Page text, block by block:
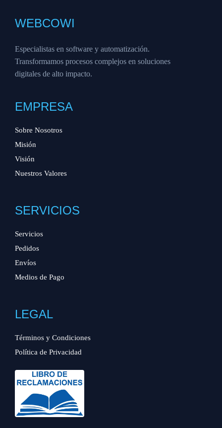
WEBCOWI
Especialistas en software y automatización.
Transformamos procesos complejos en soluciones
digitales de alto impacto.
EMPRESA
Sobre Nosotros
Misión
Visión
Nuestros Valores
SERVICIOS
Servicios
Pedidos
Envíos
Medios de Pago
LEGAL
Términos y Condiciones
Política de Privacidad